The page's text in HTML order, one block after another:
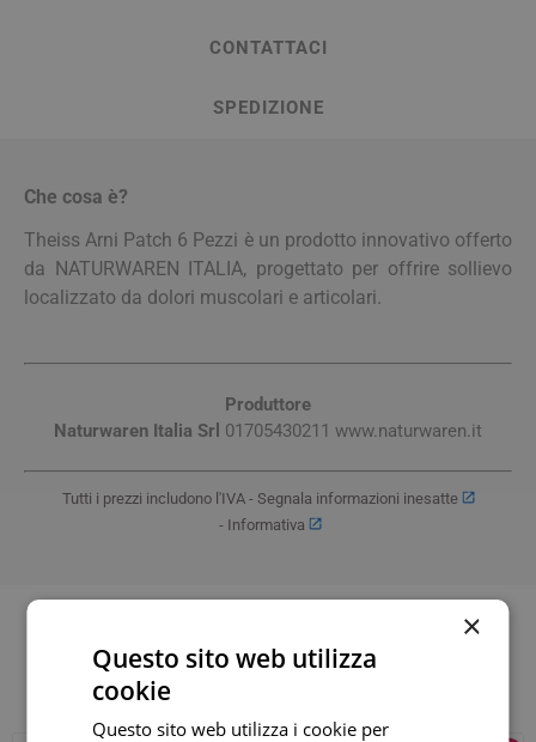
CONTATTACI
SPEDIZIONE
Che cosa è?
Theiss Arni Patch 6 Pezzi è un prodotto innovativo offerto
da NATURWAREN ITALIA, progettato per offrire sollievo
localizzato da dolori muscolari e articolari.
Produttore
Naturwaren Italia Srl 01705430211 www.naturwaren.it
Tutti i prezzi includono l'IVA - Segnala informazioni inesatte
- Informativa
Altri clienti hanno acquistato anche
×
Questo sito web utilizza
cookie
Questo sito web utilizza i cookie per